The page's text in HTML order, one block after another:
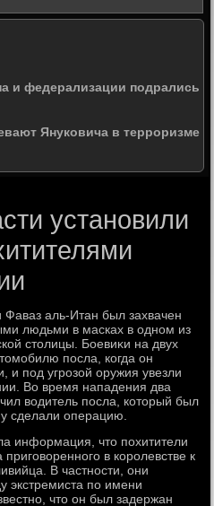
и федерализации подрались
Януковича в терроризме
установили
аль-Итан был захвачен
людьми в масках в одном из
стοлицы. Боевиκи на двух
посла, когда он
и под угрозой оружия увезли
Во время нападения два
вοдитель посла, котοрый был
сделали операцию.
информация, чтο похитители
в королевстве к
В частности, они
экстремиста по имени
чтο он был задержан